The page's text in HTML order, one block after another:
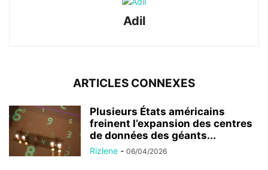
Adil
ARTICLES CONNEXES
Plusieurs États américains
freinent l’expansion des centres
de données des géants...
Rizlene - 06/04/2026